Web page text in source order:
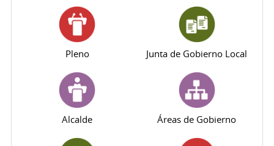
Pleno Junta de Gobierno Local
Alcalde Áreas de Gobierno